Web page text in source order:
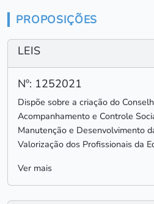
PROPOSIÇÕES
LEIS
Nº: 1252021
Dispõe sobre a criação do
Acompanhamento e Controle
Manutenção e Desenvolvimento
Valorização dos Profissionais da
Ver mais